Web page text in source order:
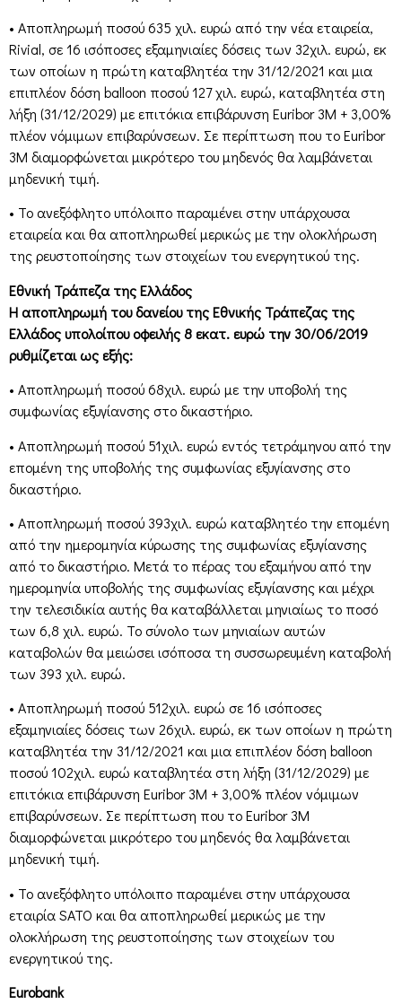
• Αποπληρωμή ποσού 635 χιλ. ευρώ από την νέα εταιρεία,
Rivial, σε 16 ισόποσες εξαμηνιαίες δόσεις των 32χιλ. ευρώ, εκ
των οποίων η πρώτη καταβλητέα την 31/12/2021 και μια
επιπλέον δόση balloon ποσού 127 χιλ. ευρώ, καταβλητέα στη
λήξη (31/12/2029) με επιτόκια επιβάρυνση Euribor 3M + 3,00%
πλέον νόμιμων επιβαρύνσεων. Σε περίπτωση που το Euribor
3M διαμορφώνεται μικρότερο του μηδενός θα λαμβάνεται
μηδενική τιμή.
• Το ανεξόφλητο υπόλοιπο παραμένει στην υπάρχουσα
εταιρεία και θα αποπληρωθεί μερικώς με την ολοκλήρωση
της ρευστοποίησης των στοιχείων του ενεργητικού της.
Εθνική Τράπεζα της Ελλάδος
Η αποπληρωμή του δανείου της Εθνικής Τράπεζας της
Ελλάδος υπολοίπου οφειλής 8 εκατ. ευρώ την 30/06/2019
ρυθμίζεται ως εξής:
• Αποπληρωμή ποσού 68χιλ. ευρώ με την υποβολή της
συμφωνίας εξυγίανσης στο δικαστήριο.
• Αποπληρωμή ποσού 51χιλ. ευρώ εντός τετράμηνου από την
επομένη της υποβολής της συμφωνίας εξυγίανσης στο
δικαστήριο.
• Αποπληρωμή ποσού 393χιλ. ευρώ καταβλητέο την επομένη
από την ημερομηνία κύρωσης της συμφωνίας εξυγίανσης
από το δικαστήριο. Μετά το πέρας του εξαμήνου από την
ημερομηνία υποβολής της συμφωνίας εξυγίανσης και μέχρι
την τελεσιδικία αυτής θα καταβάλλεται μηνιαίως το ποσό
των 6,8 χιλ. ευρώ. Το σύνολο των μηνιαίων αυτών
καταβολών θα μειώσει ισόποσα τη συσσωρευμένη καταβολή
των 393 χιλ. ευρώ.
• Αποπληρωμή ποσού 512χιλ. ευρώ σε 16 ισόποσες
εξαμηνιαίες δόσεις των 26χιλ. ευρώ, εκ των οποίων η πρώτη
καταβλητέα την 31/12/2021 και μια επιπλέον δόση balloon
ποσού 102χιλ. ευρώ καταβλητέα στη λήξη (31/12/2029) με
επιτόκια επιβάρυνση Euribor 3M + 3,00% πλέον νόμιμων
επιβαρύνσεων. Σε περίπτωση που το Euribor 3M
διαμορφώνεται μικρότερο του μηδενός θα λαμβάνεται
μηδενική τιμή.
• Το ανεξόφλητο υπόλοιπο παραμένει στην υπάρχουσα
εταιρία SATO και θα αποπληρωθεί μερικώς με την
ολοκλήρωση της ρευστοποίησης των στοιχείων του
ενεργητικού της.
Eurobank